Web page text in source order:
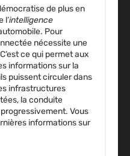
de plus en
l’intelligence
Pour
nécessite une
ce qui permet aux
informations sur la
puissent circuler dans
infrastructures
la conduite
Vous
informations sur